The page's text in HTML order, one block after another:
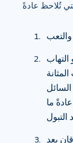
التهاب
السائل
ما
بعد